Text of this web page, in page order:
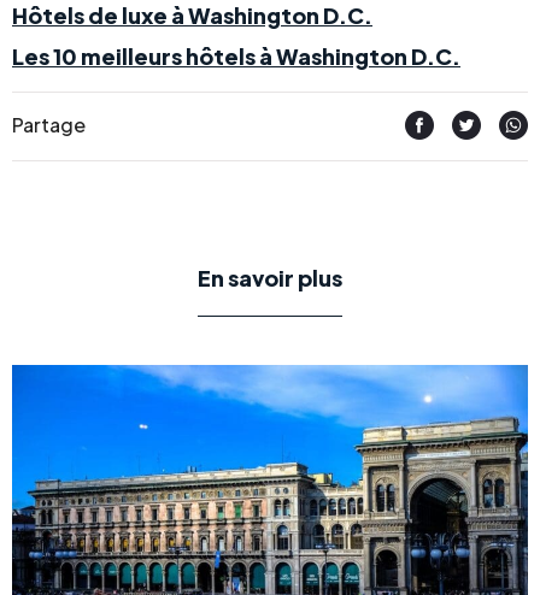
Hôtels de luxe à Washington D.C.
Les 10 meilleurs hôtels à Washington D.C.
Partage
En savoir plus